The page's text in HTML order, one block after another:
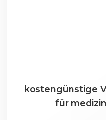
kostengünstige
für